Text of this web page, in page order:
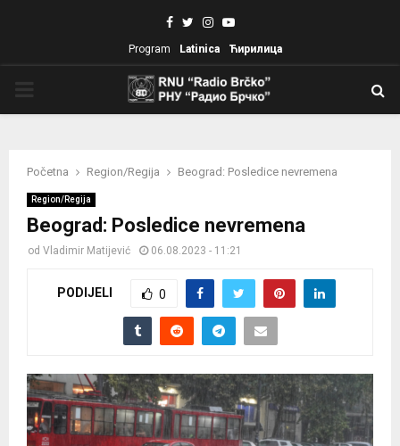
Facebook
TwitterInstagram
Youtube
Program Latinica Ћирилица
Početna Region/Regija Beograd: Posledice nevremena
Region/Regija
Beograd: Posledice nevremena
od Vladimir Matijević 06.08.2023 - 11:21
PODIJELI 0